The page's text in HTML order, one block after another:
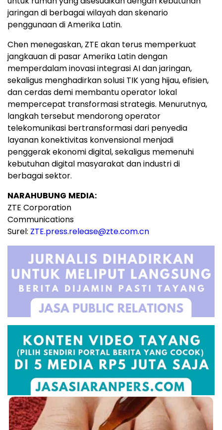
jaringan di berbagai wilayah dan skenario
penggunaan di Amerika Latin.
Chen menegaskan, ZTE akan terus memperkuat
jangkauan di pasar Amerika Latin dengan
memperdalam inovasi integrasi AI dan jaringan,
sekaligus menghadirkan solusi TIK yang hijau, efisien,
dan cerdas demi membantu operator lokal
mempercepat transformasi strategis. Menurutnya,
langkah tersebut mendorong operator
telekomunikasi bertransformasi dari penyedia
layanan konektivitas konvensional menjadi
penggerak ekonomi digital, sekaligus memenuhi
kebutuhan digital masyarakat dan industri di
berbagai sektor.
NARAHUBUNG MEDIA:
ZTE Corporation
Communications
Surel: ZTE.press.release@zte.com.cn